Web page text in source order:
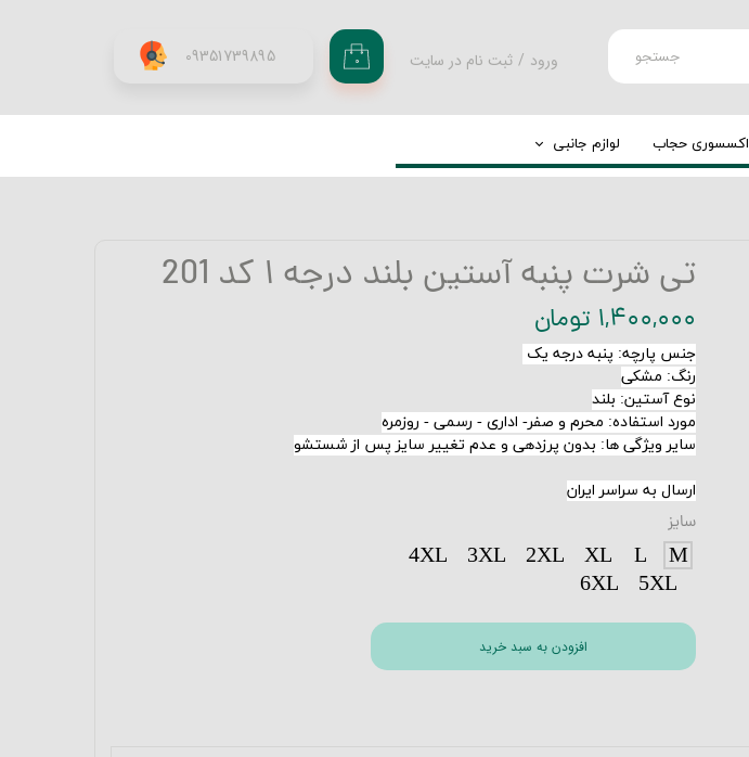
09351739895 جستجو ۰ ورود / ثبت نام در سایت
سفارشات
اکسسوری حجاب لوازم جانبی
تی شرت پنبه آستین بلند درجه ۱ کد 201
۱,۴۰۰,۰۰۰ تومان
جنس پارچه: پنبه درجه یک
رنگ: مشکی
نوع آستین: بلند
مورد استفاده: محرم و صفر- اداری - رسمی - روزمره
سایر ویژگی ها: بدون پرزدهی و عدم تغییر سایز پس از شستشو
ارسال به سراسر ایران
سایز
M
L
XL
2XL
3XL
4XL
5XL
6XL
افزودن به سبد خرید